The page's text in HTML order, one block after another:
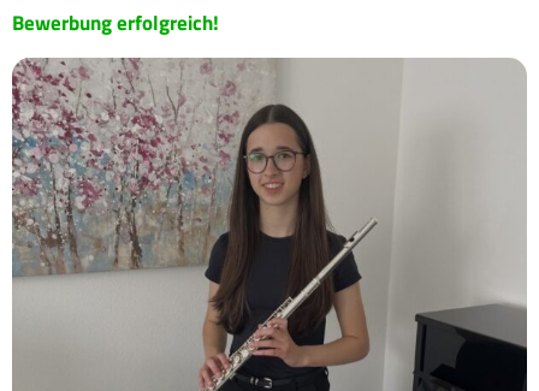
Bewerbung erfolgreich!